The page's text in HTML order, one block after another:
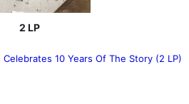
2 LP
10 Years Of The Story (2 LP)